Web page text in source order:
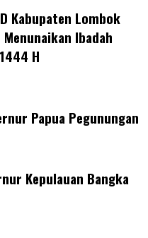
Kabupaten Lombok
Ibadah
H
Papua Pegunungan
Kepulauan Bangka